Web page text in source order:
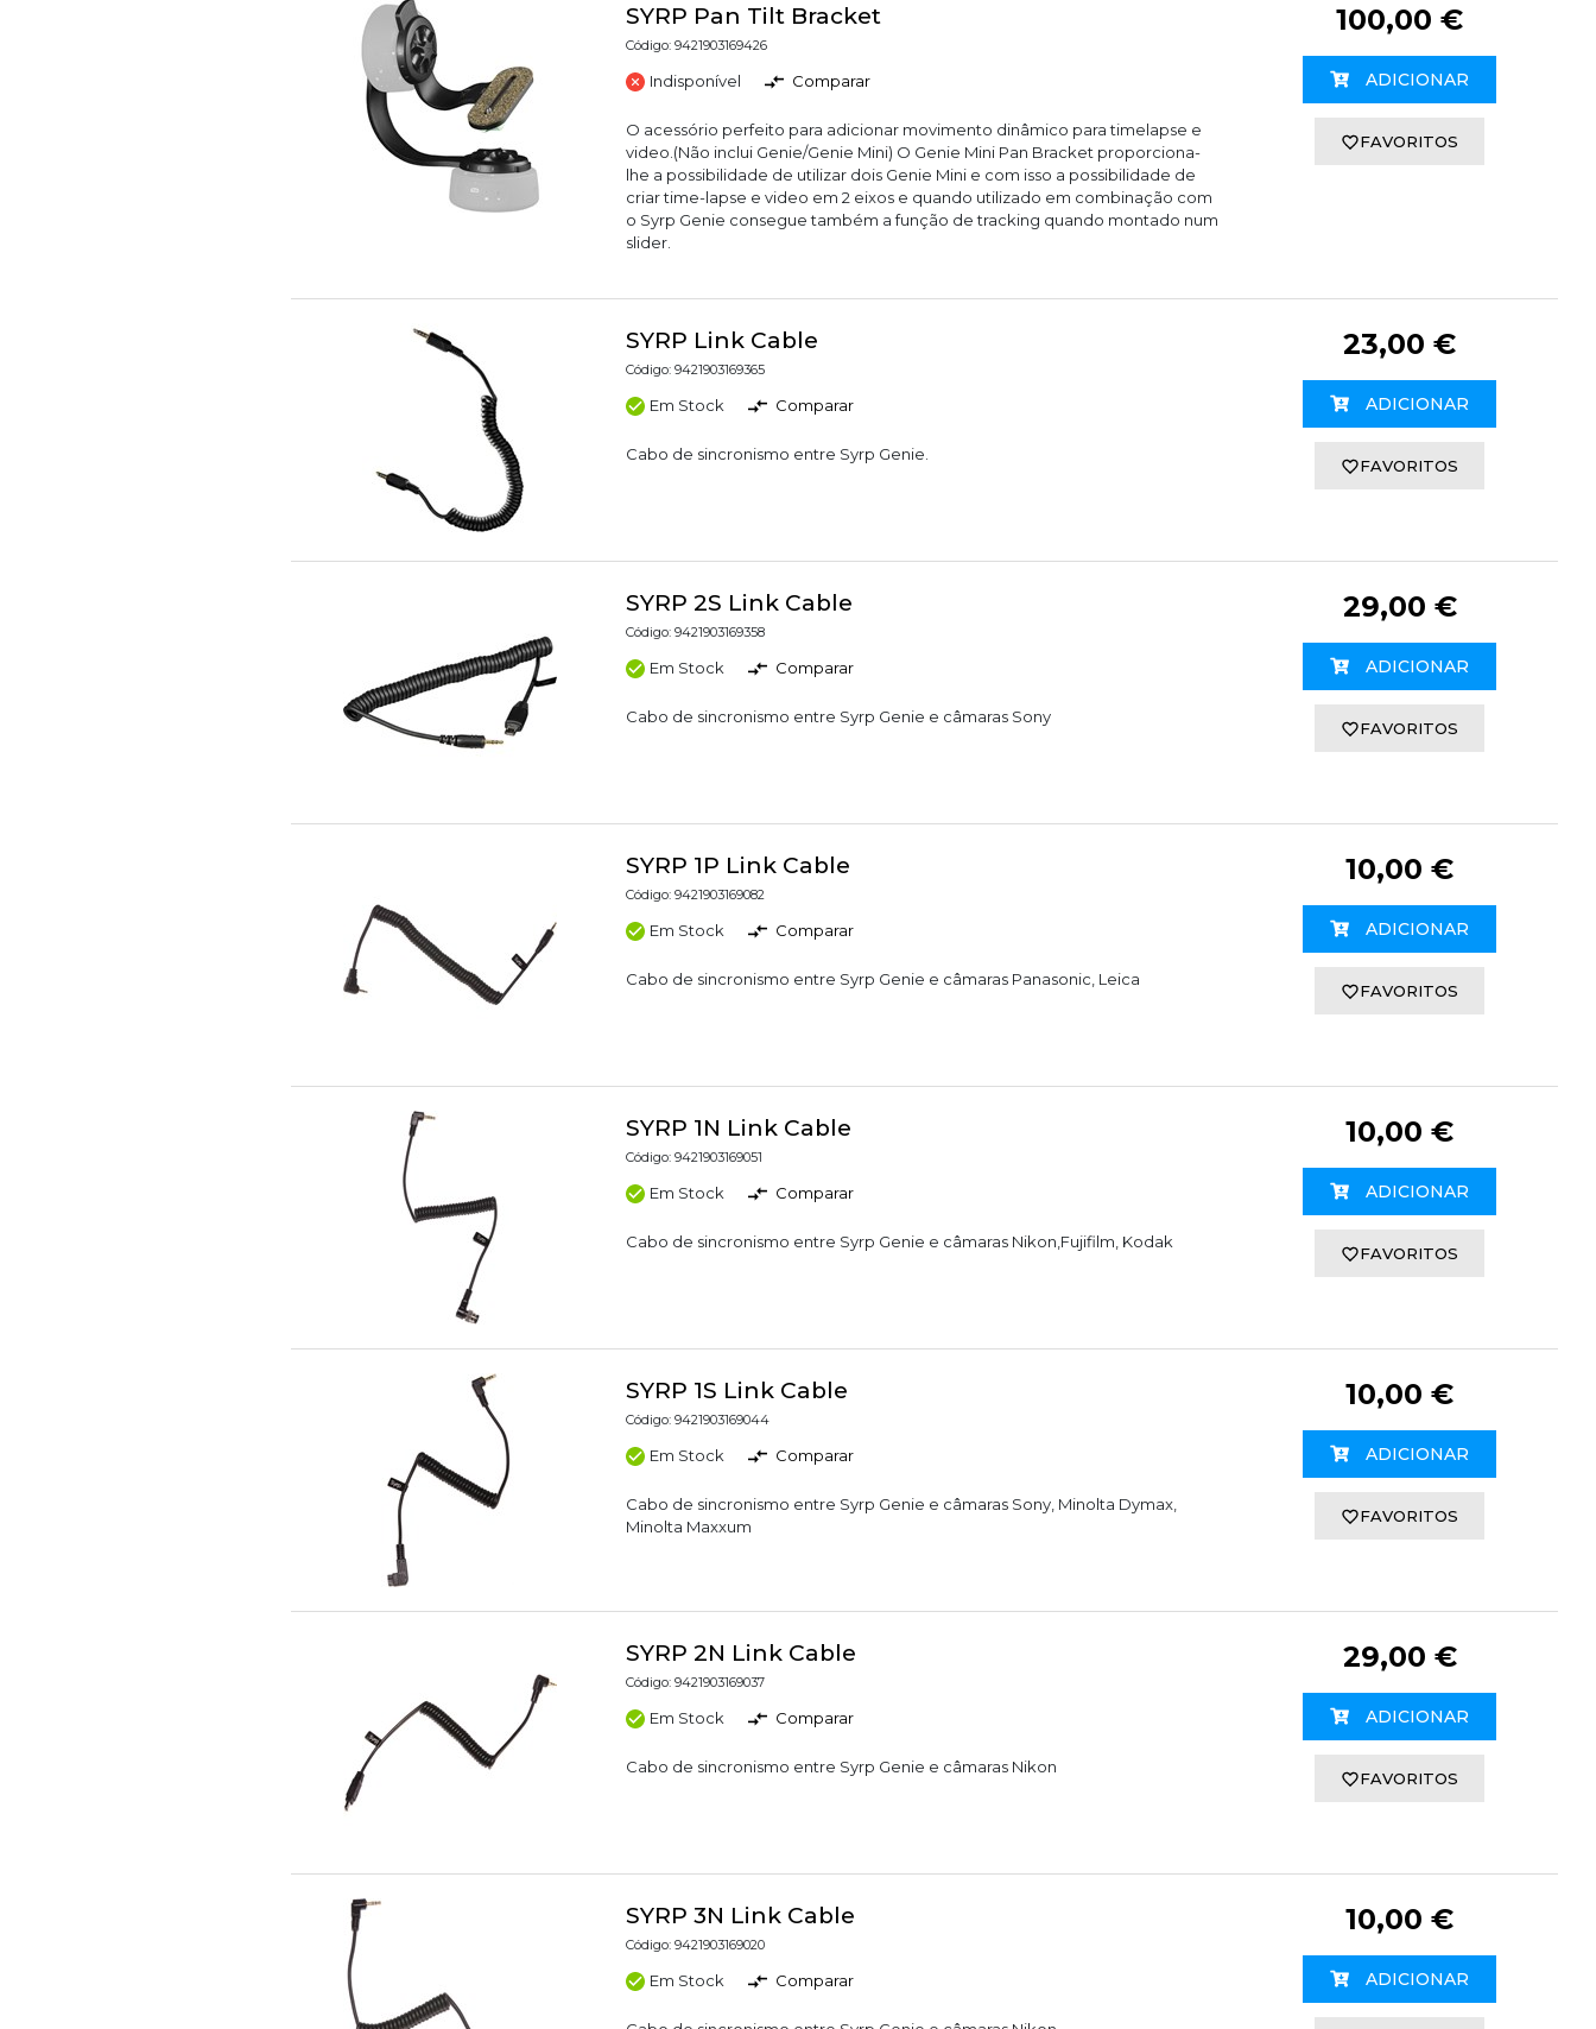
SYRP Pan Tilt Bracket
Código: 9421903169426
Indisponível Comparar
O acessório perfeito para adicionar movimento dinâmico para timelapse e
video.(Não inclui Genie/Genie Mini) O Genie Mini Pan Bracket proporciona-
lhe a possibilidade de utilizar dois Genie Mini e com isso a possibilidade de
criar time-lapse e video em 2 eixos e quando utilizado em combinação com
o Syrp Genie consegue também a função de tracking quando montado num
slider.
100,00 €
ADICIONAR
FAVORITOS
SYRP Link Cable
Código: 9421903169365
Em Stock Comparar
Cabo de sincronismo entre Syrp Genie.
23,00 €
ADICIONAR
FAVORITOS
SYRP 2S Link Cable
Código: 9421903169358
Em Stock Comparar
Cabo de sincronismo entre Syrp Genie e câmaras Sony
29,00 €
ADICIONAR
FAVORITOS
SYRP 1P Link Cable
Código: 9421903169082
Em Stock Comparar
Cabo de sincronismo entre Syrp Genie e câmaras Panasonic, Leica
10,00 €
ADICIONAR
FAVORITOS
SYRP 1N Link Cable
Código: 9421903169051
Em Stock Comparar
Cabo de sincronismo entre Syrp Genie e câmaras Nikon,Fujifilm, Kodak
10,00 €
ADICIONAR
FAVORITOS
SYRP 1S Link Cable
Código: 9421903169044
Em Stock Comparar
Cabo de sincronismo entre Syrp Genie e câmaras Sony, Minolta Dymax,
Minolta Maxxum
10,00 €
ADICIONAR
FAVORITOS
SYRP 2N Link Cable
Código: 9421903169037
Em Stock Comparar
Cabo de sincronismo entre Syrp Genie e câmaras Nikon
29,00 €
ADICIONAR
FAVORITOS
SYRP 3N Link Cable
Código: 9421903169020
Em Stock Comparar
10,00 €
ADICIONAR